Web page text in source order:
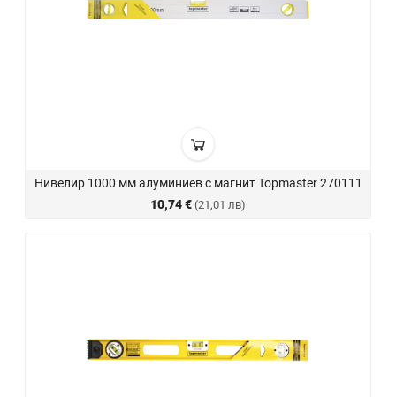
Нивелир 1000 мм алуминиев с магнит Topmaster 270111
10,74 € (21,01 лв)